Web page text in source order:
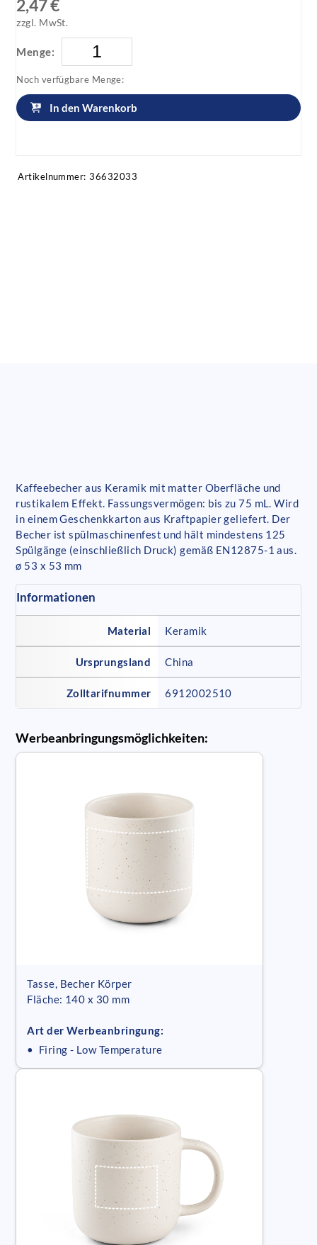
2,47 €
zzgl. MwSt.
Menge:
Noch verfügbare Menge:
In den Warenkorb
Artikelnummer: 36632033
Kaffeebecher aus Keramik mit matter Oberfläche und
rustikalem Effekt. Fassungsvermögen: bis zu 75 mL. Wird
in einem Geschenkkarton aus Kraftpapier geliefert. Der
Becher ist spülmaschinenfest und hält mindestens 125
Spülgänge (einschließlich Druck) gemäß EN12875-1 aus.
ø 53 x 53 mm
Informationen
Material Keramik
Ursprungsland China
Zolltarifnummer 6912002510
Werbeanbringungsmöglichkeiten:
Tasse, Becher Körper
Fläche: 140 x 30 mm
Art der Werbeanbringung:
• Firing - Low Temperature